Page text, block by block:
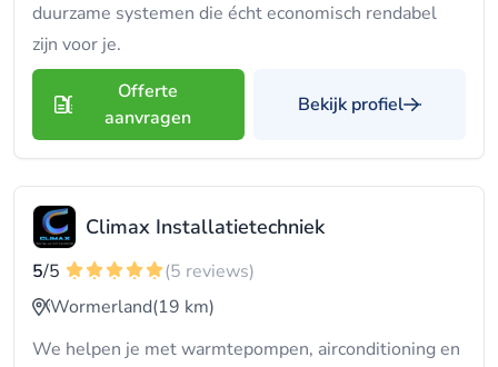
duurzame systemen die écht economisch rendabel
zijn voor je.
Offerte
aanvragen
Bekijk profiel
Climax Installatietechniek
5/5
(5 reviews)
Wormerland(19 km)
We helpen je met warmtepompen, airconditioning en